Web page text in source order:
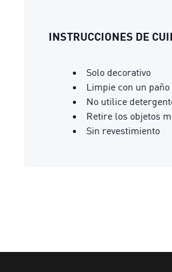
INSTRUCCIONES DE
Solo decorativo
Limpie con un
No utilice
Retire los objetos
Sin revestimiento